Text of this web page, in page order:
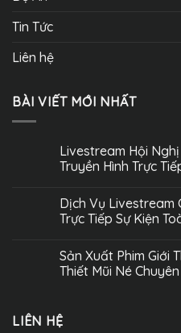
Tin Tức
Liên hệ
BÀI VIẾT MỚI NHẤT
Livestream Hội
Truyền Hình Trực
Dịch Vụ Livestream
Trực Tiếp Sự Kiện
Sản Xuất Phim Giới
Thiết Mũi Né
LIÊN HỆ